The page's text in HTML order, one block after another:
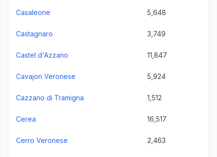
Casaleone 5,648
Castagnaro 3,749
Castel d'Azzano 11,847
Cavajon Veronese 5,924
Cazzano di Tramigna 1,512
Cerea 16,517
Cerro Veronese 2,463